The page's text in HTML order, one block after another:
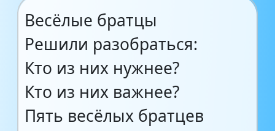
Весёлые братцы
Решили разобраться:
Кто из них нужнее?
Кто из них важнее?
Пять весёлых братцев